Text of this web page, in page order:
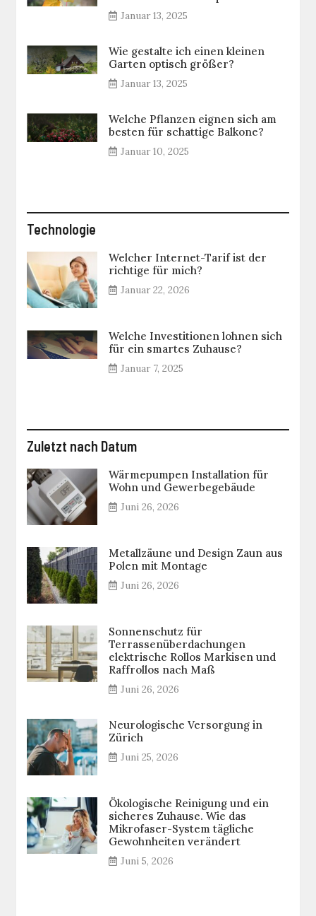
Januar 13, 2025
Wie gestalte ich einen kleinen
Garten optisch größer?
Januar 13, 2025
Welche Pflanzen eignen sich am
besten für schattige Balkone?
Januar 10, 2025
Technologie
Welcher Internet-Tarif ist der
richtige für mich?
Januar 22, 2026
Welche Investitionen lohnen sich
für ein smartes Zuhause?
Januar 7, 2025
Zuletzt nach Datum
Wärmepumpen Installation für
Wohn und Gewerbegebäude
Juni 26, 2026
Metallzäune und Design Zaun aus
Polen mit Montage
Juni 26, 2026
Sonnenschutz für
Terrassenüberdachungen
elektrische Rollos Markisen und
Raffrollos nach Maß
Juni 26, 2026
Neurologische Versorgung in
Zürich
Juni 25, 2026
Ökologische Reinigung und ein
sicheres Zuhause. Wie das
Mikrofaser-System tägliche
Gewohnheiten verändert
Juni 5, 2026